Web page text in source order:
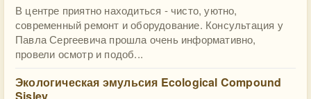
В центре приятно находиться - чисто, уютно,
современный ремонт и оборудование. Консультация у
Павла Сергеевича прошла очень информативно,
провели осмотр и подоб...
Экологическая эмульсия Ecological Compound